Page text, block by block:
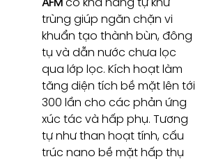
trùng giúp ngăn chặn vi
khuẩn tạo thành bùn, đông
tụ và dẫn nước chưa lọc
qua lớp lọc. Kích hoạt làm
tăng diện tích bề mặt lên tới
300 lần cho các phản ứng
xúc tác và hấp phụ. Tương
tự như than hoạt tính, cấu
trúc nano bề mặt hấp thụ